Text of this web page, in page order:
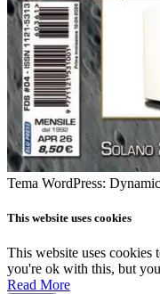
Tema WordPress:
This website uses cookies
This website uses cookies
you're ok with this, but
Read More